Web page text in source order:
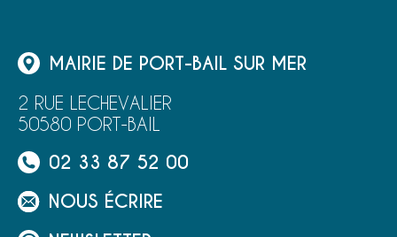
MAIRIE DE PORT-BAIL SUR MER
2 RUE LECHEVALIER
50580 PORT-BAIL
02 33 87 52 00
NOUS ÉCRIRE